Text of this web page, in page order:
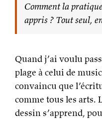
Comment la
appris ? Tout seul,
Quand j’ai voulu
plage à celui de
convaincu que
comme tous les arts.
dessin s’apprend,